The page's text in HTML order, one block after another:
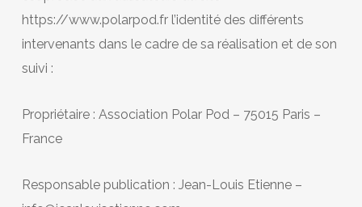
https://www.polarpod.fr l’identité des différents
intervenants dans le cadre de sa réalisation et de son
suivi :
Propriétaire : Association Polar Pod – 75015 Paris –
France
Responsable publication : Jean-Louis Etienne –